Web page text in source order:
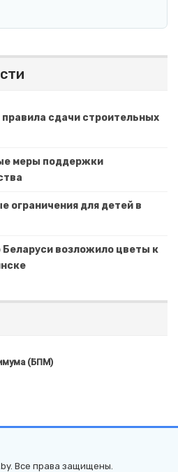
сдачи строительных
меры поддержки
ограничения для детей в
возложило цветы к
(БПМ)
Все права защищены.